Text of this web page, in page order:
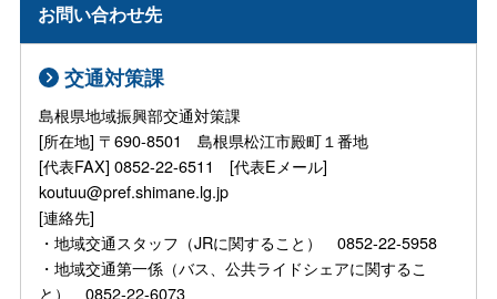
お問い合わせ先
交通対策課
島根県地域振興部交通対策課
[所在地] 〒690-8501 島根県松江市殿町１番地
[代表FAX] 0852-22-6511 [代表Eメール]
koutuu@pref.shimane.lg.jp
[連絡先]
・地域交通スタッフ（JRに関すること） 0852-22-5958
・地域交通第一係（バス、公共ライドシェアに関するこ
と） 0852-22-6073